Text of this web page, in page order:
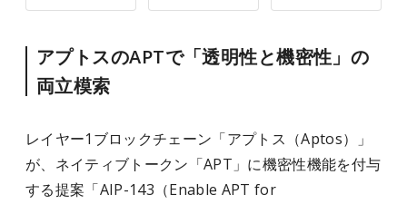
アプトスのAPTで「透明性と機密性」の
両立模索
レイヤー1ブロックチェーン「アプトス（Aptos）」
が、ネイティブトークン「APT」に機密性機能を付与
する提案「AIP-143（Enable APT for